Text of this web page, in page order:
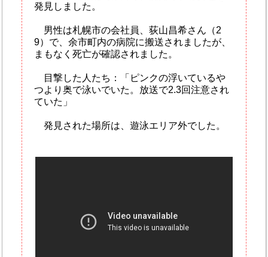
発見しました。
男性は札幌市の会社員、荻山昌希さん（2
9）で、余市町内の病院に搬送されましたが、
まもなく死亡が確認されました。
目撃した人たち：「ピンクの浮いているや
つより奥で泳いでいた。放送で2.3回注意され
ていた」
発見された場所は、遊泳エリア外でした。